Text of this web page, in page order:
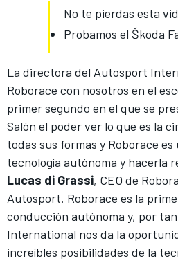
No te pierdas esta
Probamos el Škoda
La directora del Autosport
Roborace con nosotros en el
primer segundo en el que se
Salón el poder ver lo que es la
todas sus formas y Roborace
tecnología autónoma y hacerla
Lucas di Grassi, CEO de
Autosport. Roborace es la
conducción autónoma y, por
International nos da la
increíbles posibilidades de la